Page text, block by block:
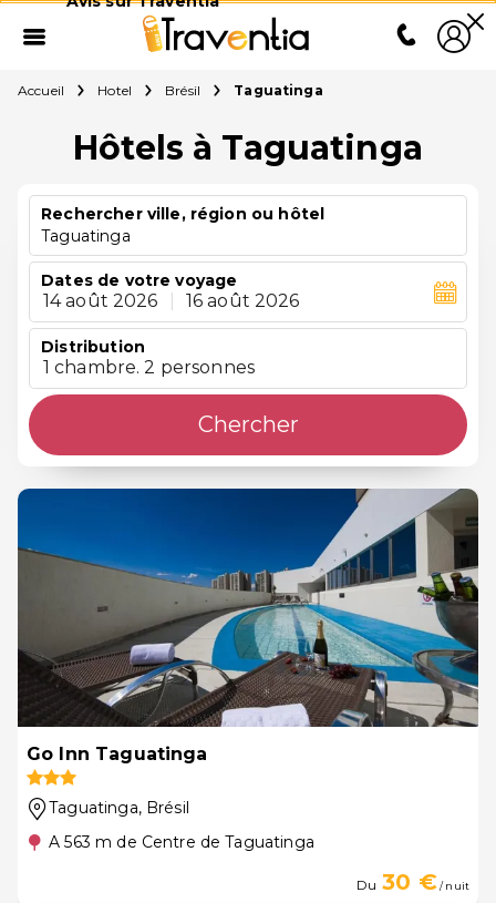
Accueil Hotel Brésil Taguatinga
Hôtels à Taguatinga
Rechercher ville, région ou hôtel
Taguatinga
Dates de votre voyage
14 août 2026 16 août 2026
Distribution
1 chambre. 2 personnes
Chercher
Go Inn Taguatinga
Taguatinga, Brésil
A 563 m de Centre de Taguatinga
Du 30 €/ nuit